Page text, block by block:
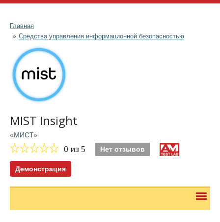
Главная
Средства управления информационной безопасностью
MIST Insight
«МИСТ»
0 из 5 Нет отзывов
Демонстрация